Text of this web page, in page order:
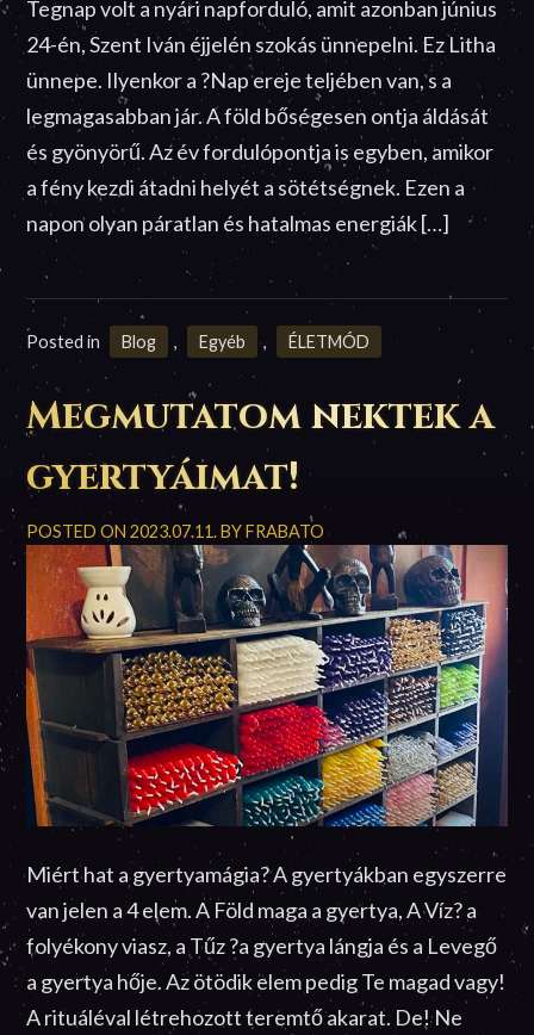
Tegnap volt a nyári napforduló, amit azonban június
24-én, Szent Iván éjjelén szokás ünnepelni. Ez Litha
ünnepe. Ilyenkor a ?Nap ereje teljében van, s a
legmagasabban jár. A föld bőségesen ontja áldását
és gyönyörű. Az év fordulópontja is egyben, amikor
a fény kezdi átadni helyét a sötétségnek. Ezen a
napon olyan páratlan és hatalmas energiák […]
Posted in Blog , Egyéb , ÉLETMÓD
Megmutatom nektek a
gyertyáimat!
POSTED ON2023.07.11. BY FRABATO
Miért hat a gyertyamágia? A gyertyákban egyszerre
van jelen a 4 elem. A Föld maga a gyertya, A Víz? a
folyékony viasz, a Tűz ?a gyertya lángja és a Levegő
a gyertya hője. Az ötödik elem pedig Te magad vagy!
A rituáléval létrehozott teremtő akarat. De! Ne